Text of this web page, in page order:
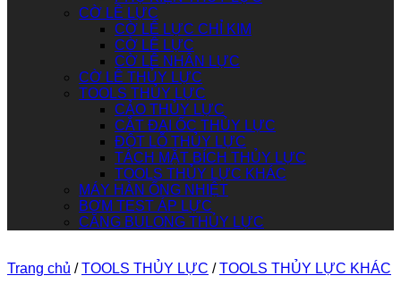
CỜ LÊ LỰC
CỜ LÊ LỰC CHỈ KIM
CỜ LÊ LỰC
CỜ LÊ NHÂN LỰC
CỜ LÊ THỦY LỰC
TOOLS THỦY LỰC
CẢO THỦY LỰC
CẮT ĐAI ỐC THỦY LỰC
ĐỘT LỖ THỦY LỰC
TÁCH MẶT BÍCH THỦY LỰC
TOOLS THỦY LỰC KHÁC
MÁY HÀN ỐNG NHIỆT
BƠM TEST ÁP LỰC
CĂNG BULONG THỦY LỰC
Trang chủ / TOOLS THỦY LỰC / TOOLS THỦY LỰC KHÁC